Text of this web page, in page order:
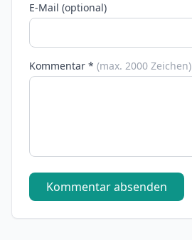
E-Mail (optional)
Kommentar * (max. 2000 Zeichen)
Kommentar absenden